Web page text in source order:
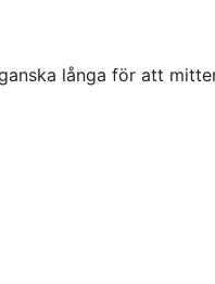
långa för att